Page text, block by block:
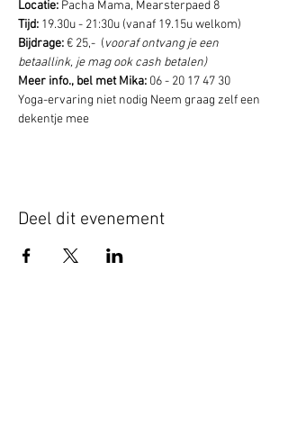
Locatie: Pacha Mama, Mearsterpaed 8
Tijd: 19.30u - 21:30u (vanaf 19.15u welkom)
Bijdrage: € 25,-  (vooraf ontvang je een
betaallink, je mag ook cash betalen)
Meer info., bel met Mika: 06 - 20 17 47 30
Yoga-ervaring niet nodig Neem graag zelf een
dekentje mee
Deel dit evenement